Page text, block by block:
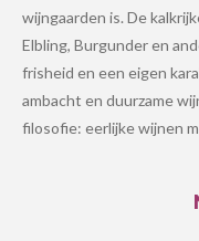
wijngaarden is. De
Elbling, Burgunder en
frisheid en een eigen
ambacht en duurzame
filosofie: eerlijke wijnen